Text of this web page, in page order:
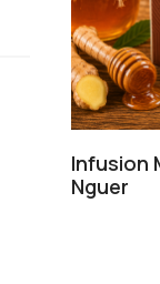
Infusion
Nguer